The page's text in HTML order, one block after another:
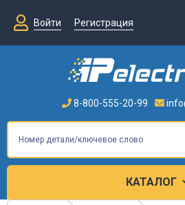
Войти
Регистрация
8-800-555-20-99
КАТАЛОГ